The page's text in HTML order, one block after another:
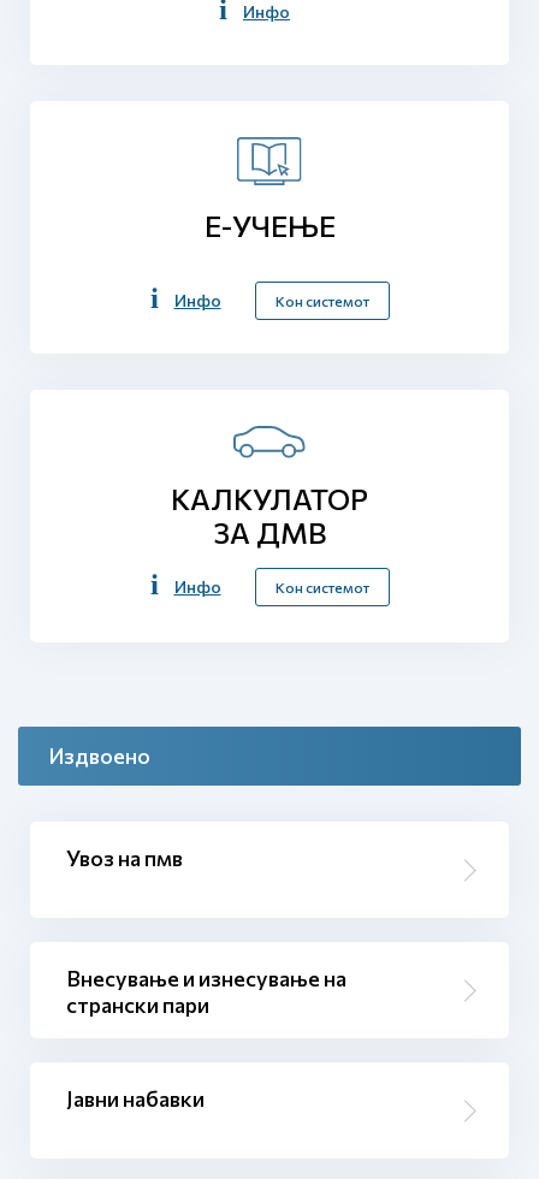
Инфо
Е-УЧЕЊЕ
Инфо Кон системот
КАЛКУЛАТОР
ЗА ДМВ
Инфо Кон системот
Издвоено
Увоз на пмв
Внесување и изнесување на
странски пари
Јавни набавки